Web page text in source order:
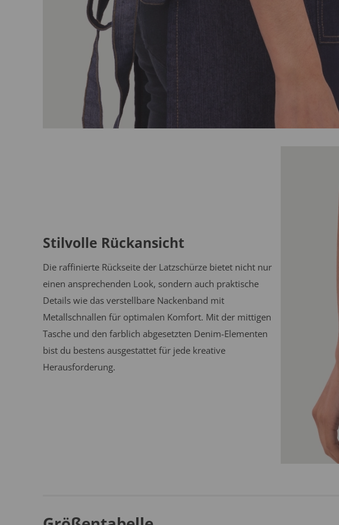
Stilvolle Rückansicht
Die raffinierte Rückseite der Latzschürze bietet nicht nur
einen ansprechenden Look, sondern auch praktische
Details wie das verstellbare Nackenband mit
Metallschnallen für optimalen Komfort. Mit der mittigen
Tasche und den farblich abgesetzten Denim-Elementen
bist du bestens ausgestattet für jede kreative
Herausforderung.